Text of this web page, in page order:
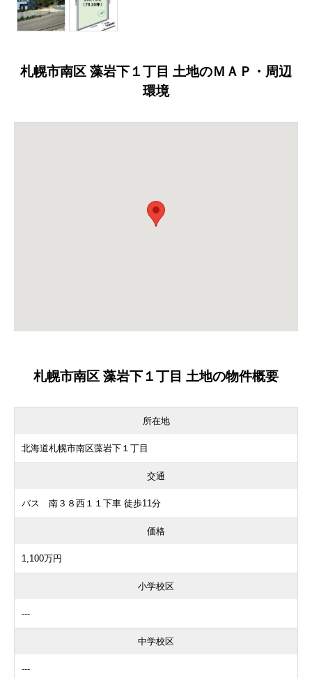
札幌市南区 藻岩下１丁目 土地のＭＡＰ・周辺
環境
札幌市南区 藻岩下１丁目 土地の物件概要
所在地
北海道札幌市南区藻岩下１丁目
交通
バス 南３８西１１下車 徒歩11分
価格
1,100万円
小学校区
---
中学校区
---